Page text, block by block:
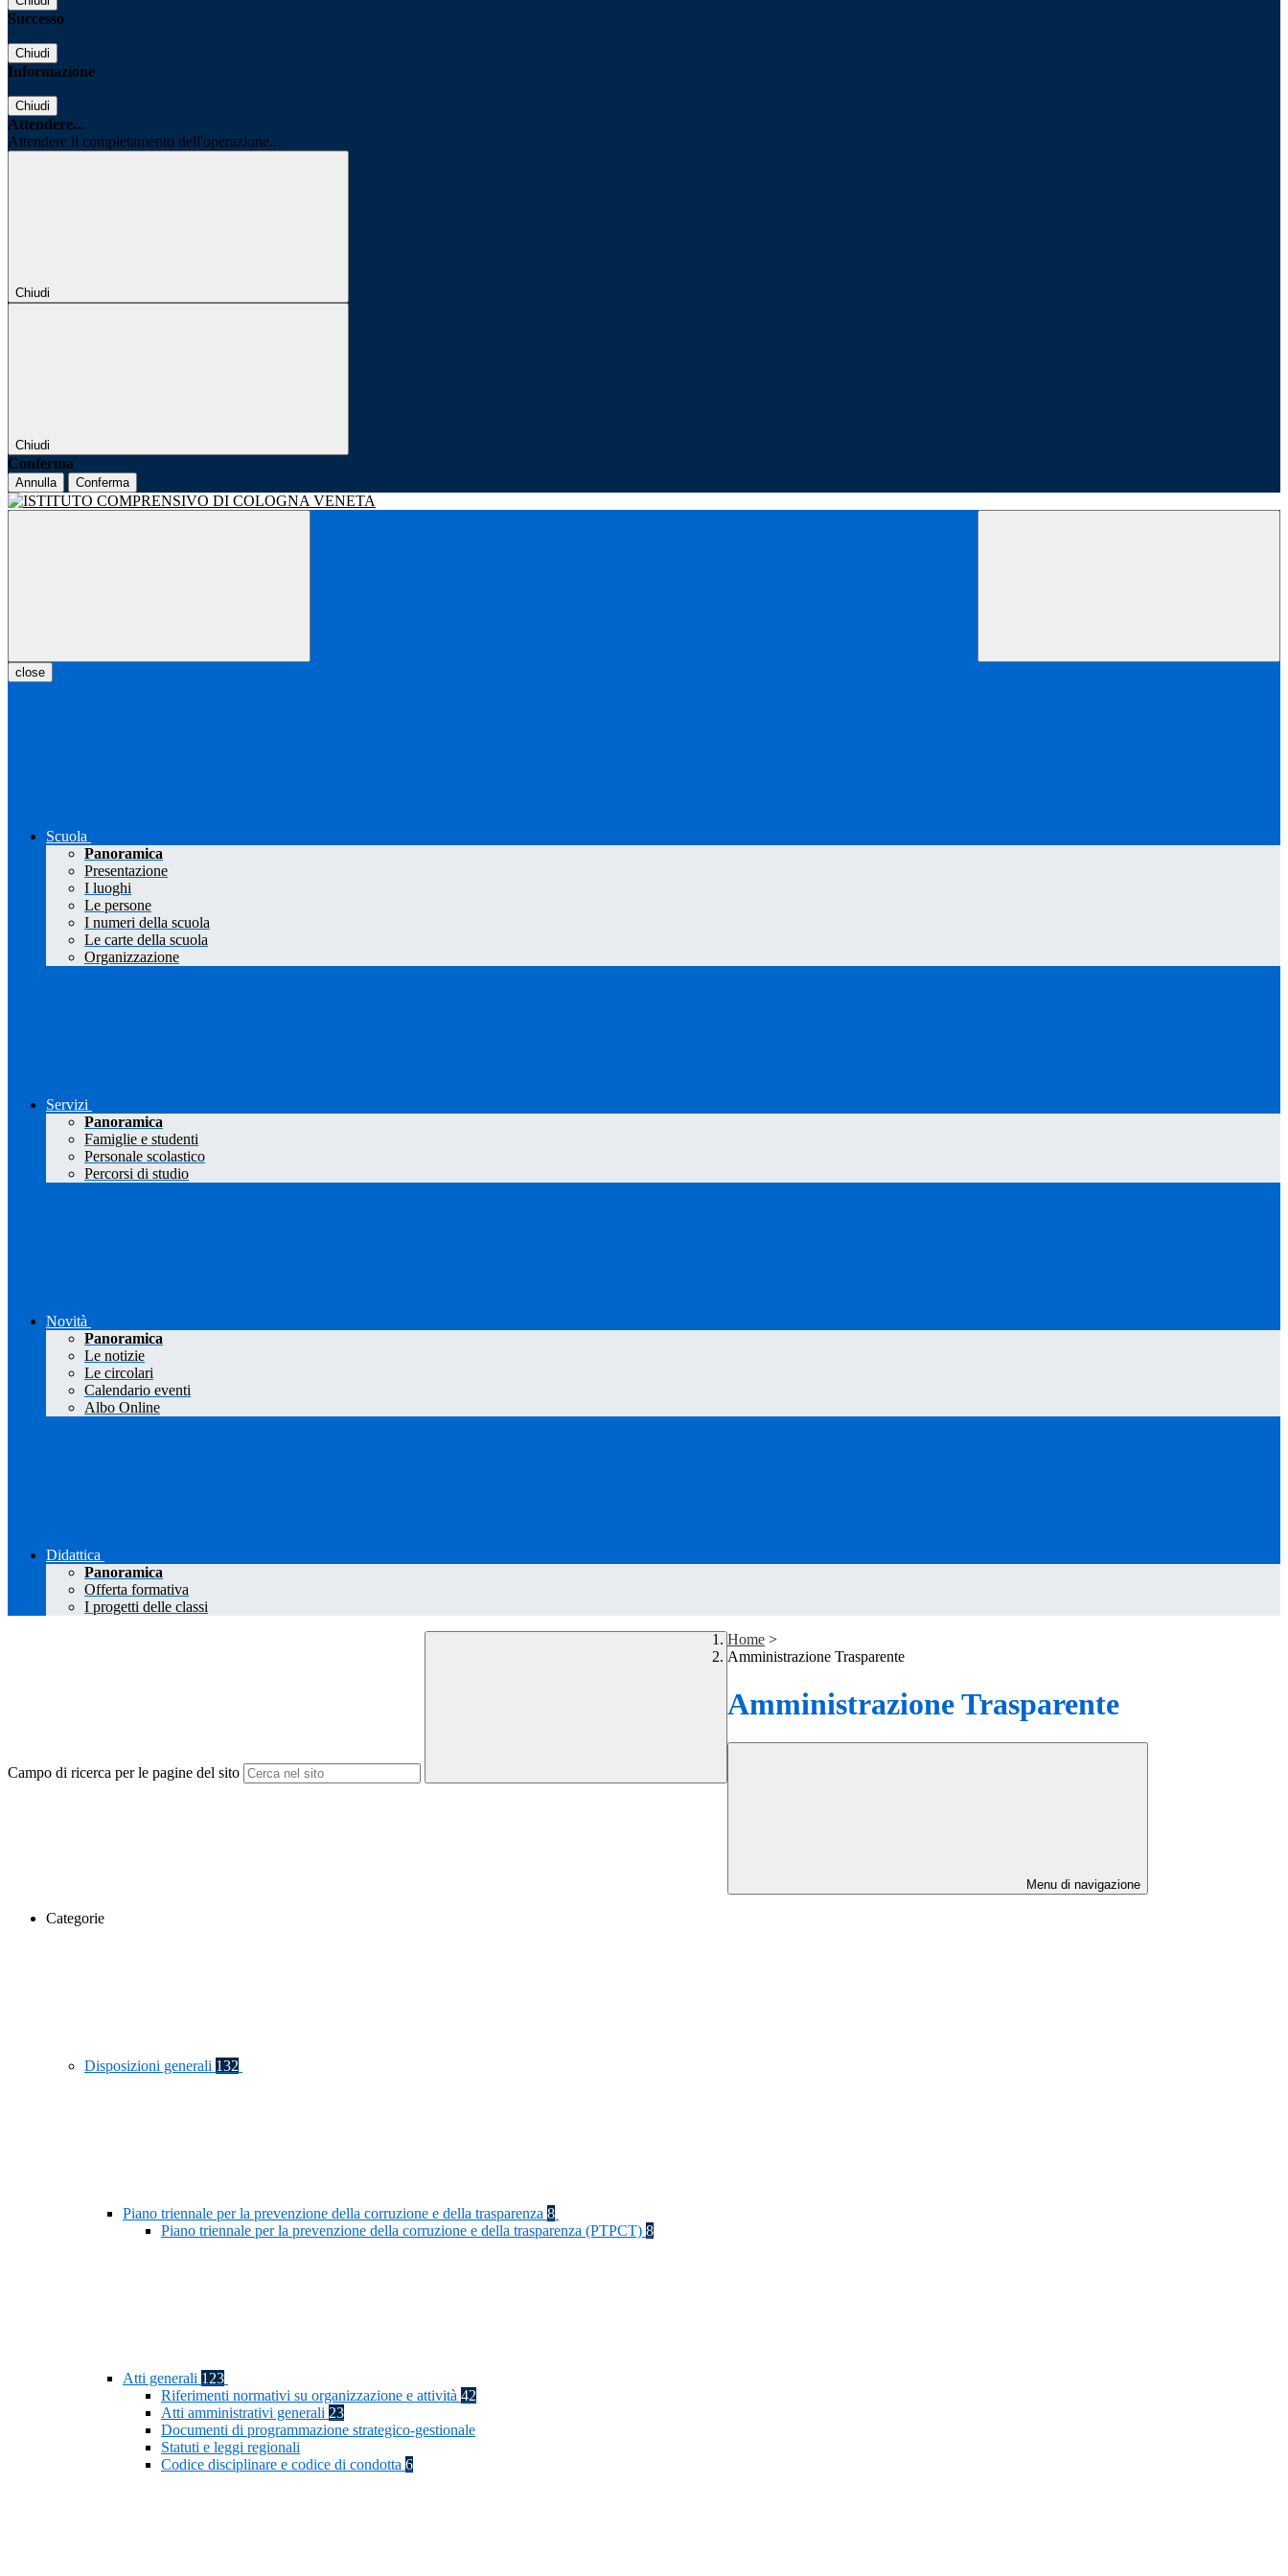
Successo
Chiudi
Informazione
Chiudi
Attendere...
Attendere il completamento dell'operazione...
Chiudi
Chiudi
Conferma
Annulla Conferma
close
Scuola
Panoramica
Presentazione
I luoghi
Le persone
I numeri della scuola
Le carte della scuola
Organizzazione
Servizi
Panoramica
Famiglie e studenti
Personale scolastico
Percorsi di studio
Novità
Panoramica
Le notizie
Le circolari
Calendario eventi
Albo Online
Didattica
Panoramica
Offerta formativa
I progetti delle classi
Campo di ricerca per le pagine del sito
Home >
Amministrazione Trasparente
Amministrazione Trasparente
Menu di navigazione
Categorie
Disposizioni generali 132
Piano triennale per la prevenzione della corruzione e della trasparenza 8
Piano triennale per la prevenzione della corruzione e della trasparenza (PTPCT) 8
Atti generali 123
Riferimenti normativi su organizzazione e attività 42
Atti amministrativi generali 23
Documenti di programmazione strategico-gestionale
Statuti e leggi regionali
Codice disciplinare e codice di condotta 6